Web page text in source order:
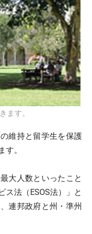
ます。
維持と留学生を保護
。
大人数といったこと
ス法（ESOS法）」と
連邦政府と州・準州